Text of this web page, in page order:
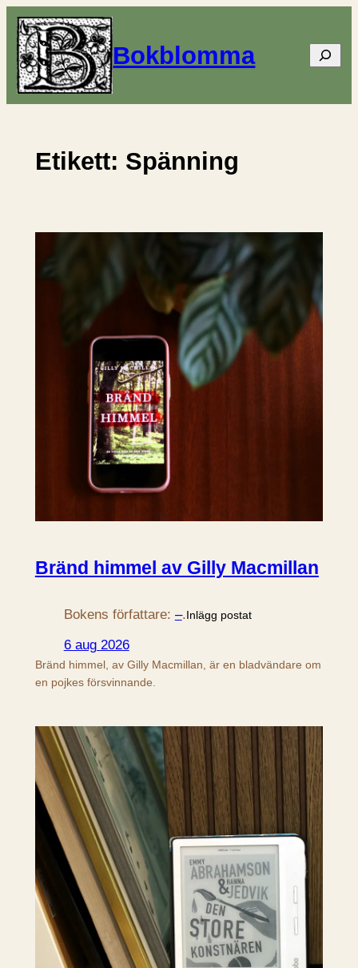
Hoppa
till
innehåll
Bokblomma Sök
Etikett: Spänning
Bränd himmel av Gilly Macmillan
Bokens författare: –.Inlägg postat
6 aug 2026
Bränd himmel, av Gilly Macmillan, är en bladvändare om
en pojkes försvinnande.